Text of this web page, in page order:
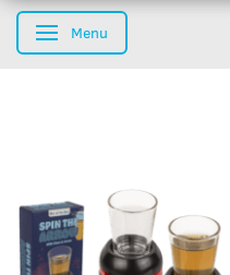
Skifte navigation
Menu